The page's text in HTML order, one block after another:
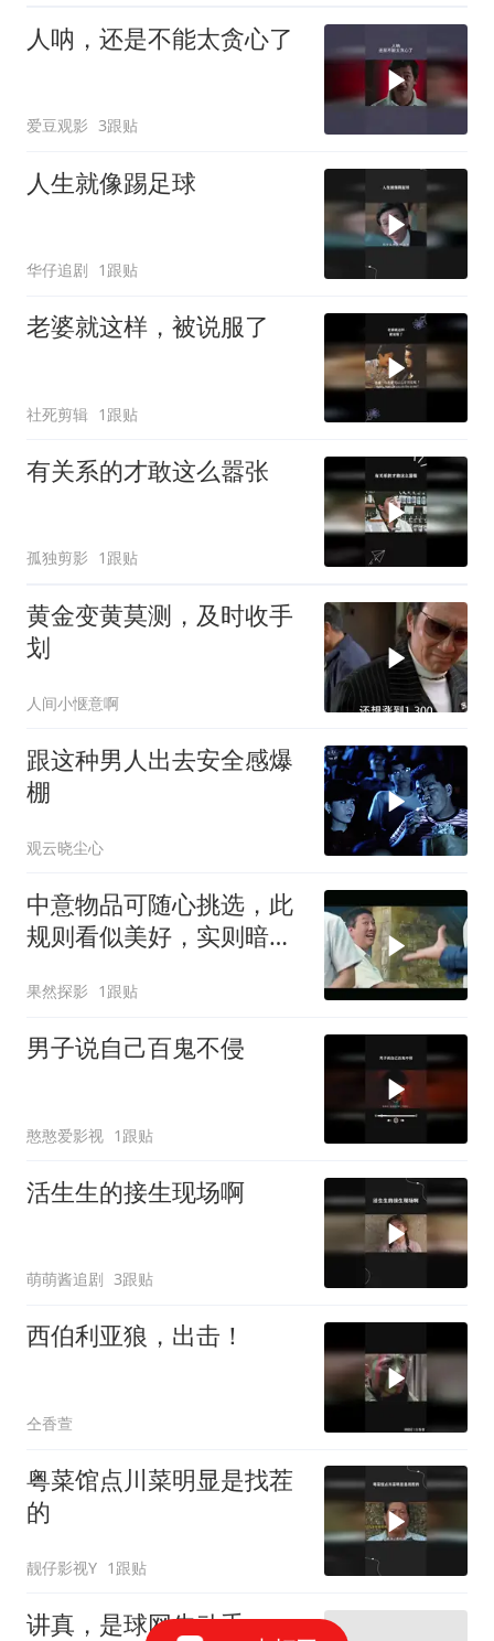
人呐，还是不能太贪心了
爱豆观影 3跟贴
人生就像踢足球
华仔追剧 1跟贴
老婆就这样，被说服了
社死剪辑 1跟贴
有关系的才敢这么嚣张
孤独剪影 1跟贴
黄金变黄莫测，及时收手
划
人间小惬意啊
跟这种男人出去安全感爆
棚
观云晓尘心
中意物品可随心挑选，此
规则看似美好，实则暗藏
果然探影 1跟贴
男子说自己百鬼不侵
憨憨爱影视 1跟贴
活生生的接生现场啊
萌萌酱追剧 3跟贴
西伯利亚狼，出击！
仝香萱
粤菜馆点川菜明显是找茬
的
靓仔影视Y 1跟贴
讲真，是球网先动手